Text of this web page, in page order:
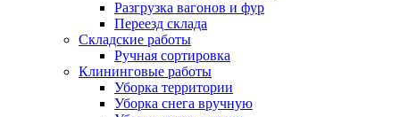
Разгрузка вагонов и фур
Переезд склада
Складские работы
Ручная сортировка
Клининговые работы
Уборка территории
Уборка снега вручную